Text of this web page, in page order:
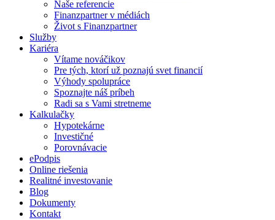
Naše referencie
Finanzpartner v médiách
Život s Finanzpartner
Služby
Kariéra
Vítame nováčikov
Pre tých, ktorí už poznajú svet financií
Výhody spolupráce
Spoznajte náš príbeh
Radi sa s Vami stretneme
Kalkulačky
Hypotekárne
Investičné
Porovnávacie
ePodpis
Online riešenia
Realitné investovanie
Blog
Dokumenty
Kontakt